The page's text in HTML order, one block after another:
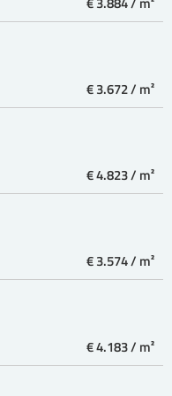
€ 3.672 / m²
€ 4.823 / m²
€ 3.574 / m²
€ 4.183 / m²